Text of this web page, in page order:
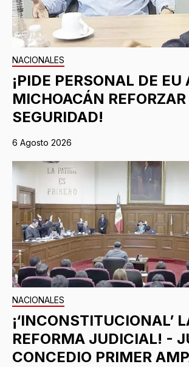
NACIONALES
¡PIDE PERSONAL DE EU
MICHOACÁN REFORZAR
SEGURIDAD!
6 Agosto 2026
NACIONALES
¡‘INCONSTITUCIONAL’
REFORMA JUDICIAL! -
CONCEDIO PRIMER